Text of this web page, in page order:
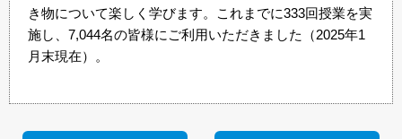
き物について楽しく学びます。これまでに333回授業を実
施し、7,044名の皆様にご利用いただきました（2025年1
月末現在）。